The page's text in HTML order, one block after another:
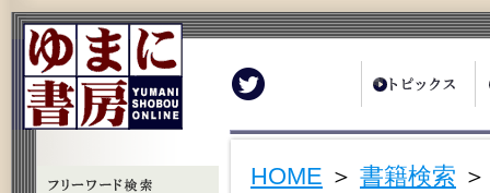
HOME ＞ 書籍検索